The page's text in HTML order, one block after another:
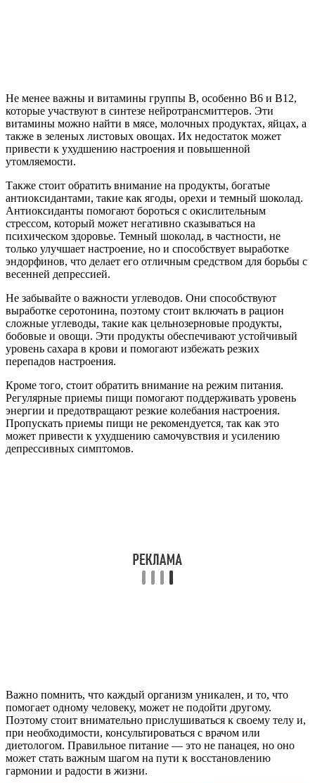
Не менее важны и витамины группы B, особенно B6 и B12,
которые участвуют в синтезе нейротрансмиттеров. Эти
витамины можно найти в мясе, молочных продуктах, яйцах, а
также в зеленых листовых овощах. Их недостаток может
привести к ухудшению настроения и повышенной
утомляемости.
Также стоит обратить внимание на продукты, богатые
антиоксидантами, такие как ягоды, орехи и темный шоколад.
Антиоксиданты помогают бороться с окислительным
стрессом, который может негативно сказываться на
психическом здоровье. Темный шоколад, в частности, не
только улучшает настроение, но и способствует выработке
эндорфинов, что делает его отличным средством для борьбы с
весенней депрессией.
Не забывайте о важности углеводов. Они способствуют
выработке серотонина, поэтому стоит включать в рацион
сложные углеводы, такие как цельнозерновые продукты,
бобовые и овощи. Эти продукты обеспечивают устойчивый
уровень сахара в крови и помогают избежать резких
перепадов настроения.
Кроме того, стоит обратить внимание на режим питания.
Регулярные приемы пищи помогают поддерживать уровень
энергии и предотвращают резкие колебания настроения.
Пропускать приемы пищи не рекомендуется, так как это
может привести к ухудшению самочувствия и усилению
депрессивных симптомов.
Важно помнить, что каждый организм уникален, и то, что
помогает одному человеку, может не подойти другому.
Поэтому стоит внимательно прислушиваться к своему телу и,
при необходимости, консультироваться с врачом или
диетологом. Правильное питание — это не панацея, но оно
может стать важным шагом на пути к восстановлению
гармонии и радости в жизни.